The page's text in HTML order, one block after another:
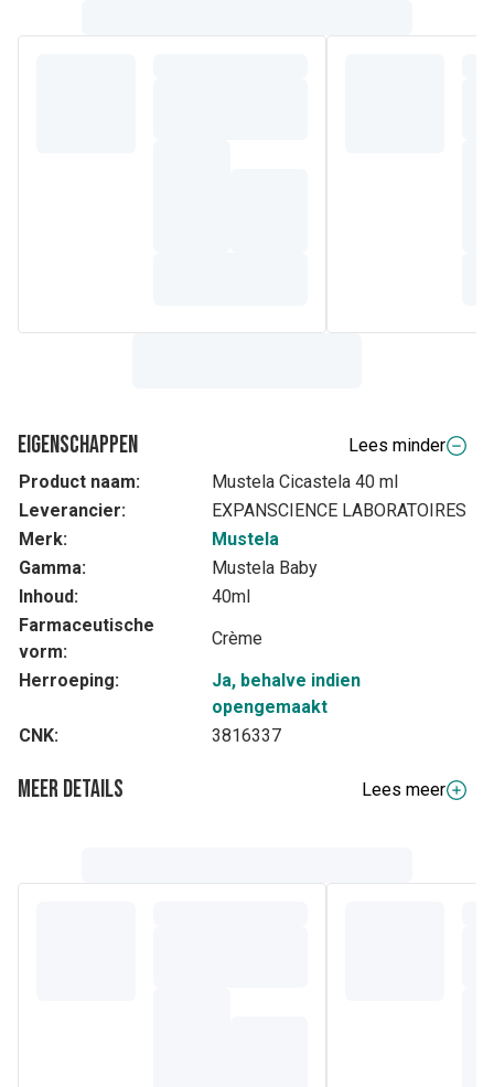
Eigenschappen
Lees minder
Product naam:
Mustela Cicastela 40 ml
Leverancier:
EXPANSCIENCE LABORATOIRES
Merk:
Mustela
Gamma:
Mustela Baby
Inhoud:
40ml
Farmaceutische
vorm:
Crème
Herroeping:
Ja, behalve indien
opengemaakt
CNK:
3816337
Meer details
Lees meer
de geboorte(1).Hetbevordert het kwaliteitsherstel van